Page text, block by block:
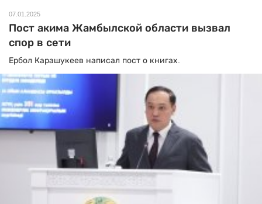
07.01.2025
Пост акима Жамбылской области вызвал
спор в сети
Ербол Карашукеев написал пост о книгах.